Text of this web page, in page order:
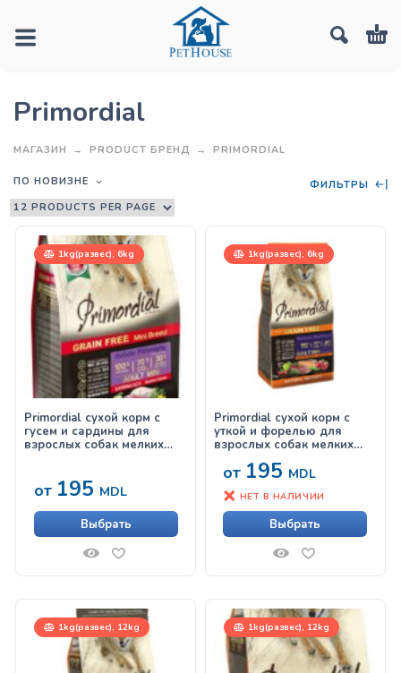
Primordial
МАГАЗИН PRODUCT БРЕНД PRIMORDIAL
ПО НОВИЗНЕ ФИЛЬТРЫ
1kg(развес), 6kg
Primordial сухой корм с
гусем и сардины для
взрослых собак мелких
от 195 MDL
Выбрать
1kg(развес), 6kg
Primordial сухой корм с
уткой и форелью для
взрослых собак мелких
от 195 MDL
НЕТ В НАЛИЧИИ
Выбрать
1kg(развес), 12kg 1kg(развес), 12kg